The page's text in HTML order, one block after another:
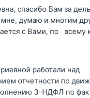
спасибо Вам за
думаю и многим
с Вами, по всему
работали над
отчетности по
3-НДФЛ по